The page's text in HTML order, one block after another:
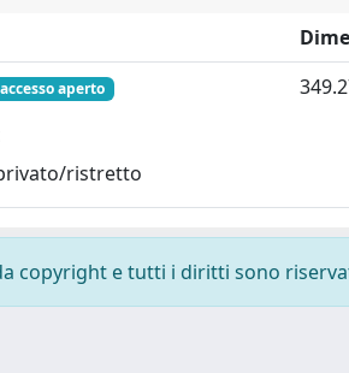
accesso aperto
privato/ristretto
copyright e tutti i diritti sono